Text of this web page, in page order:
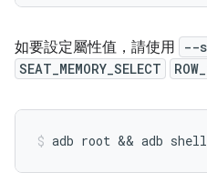
如要設定屬性值，請使用 --
SEAT_MEMORY_SELECT